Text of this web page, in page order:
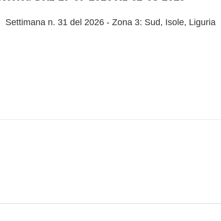
Settimana n. 31 del 2026 - Zona 3: Sud, Isole, Liguria